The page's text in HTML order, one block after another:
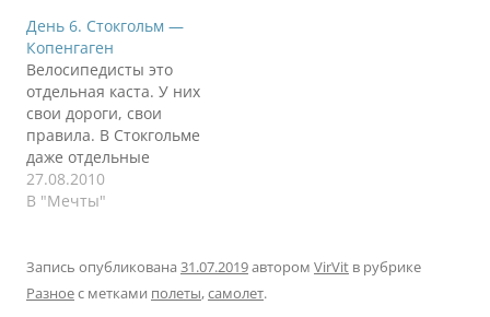
новые области знаний,
которые ранее были
недоступны. Точнее
появлялись вопросы,
когда я садился в
самолет и наблюдал за
всем происходящим, но
они быстро отходили
на…
День 6. Стокгольм —
Копенгаген
Велосипедисты это
отдельная каста. У них
свои дороги, свои
правила. В Стокгольме
даже отдельные
светофоры, маленькие.
На тротуарах на
велосипедистов есть
съезд без бордюра,
27.08.2010
В "Мечты"
Запись опубликована 31.07.2019автором VirVit в рубрике
Разноес метками полеты,самолет.